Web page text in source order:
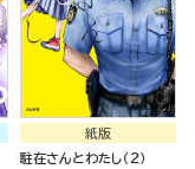
紙版
駐在さんとわたし（２）